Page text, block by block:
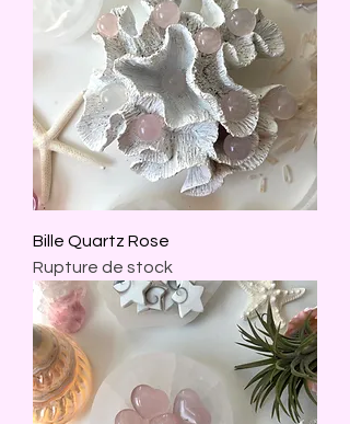
Bille Quartz Rose
Rupture de stock